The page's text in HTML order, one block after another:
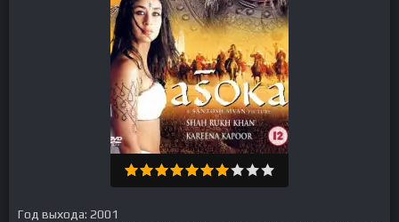
Год выхода: 2001